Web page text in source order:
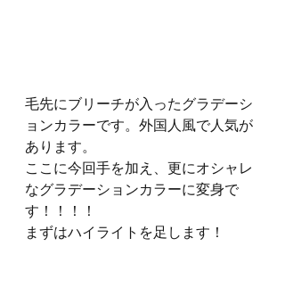
毛先にブリーチが入ったグラデーシ
ョンカラーです。外国人風で人気が
あります。
ここに今回手を加え、更にオシャレ
なグラデーションカラーに変身で
す！！！！
まずはハイライトを足します！